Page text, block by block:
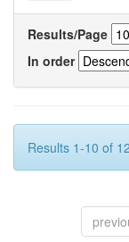
Results/Page
In order
Results 1-10 of